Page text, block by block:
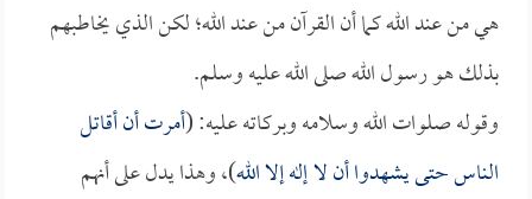
هي من عند الله كما أن القرآن من عند الله؛ لكن الذي يخاطبهم
بذلك هو رسول الله صلى الله عليه وسلم.
وقوله صلوات الله وسلامه وبركاته عليه: (أمرت أن أقاتل
الناس حتى يشهدوا أن لا إله إلا الله)، وهذا يدل على أنهم